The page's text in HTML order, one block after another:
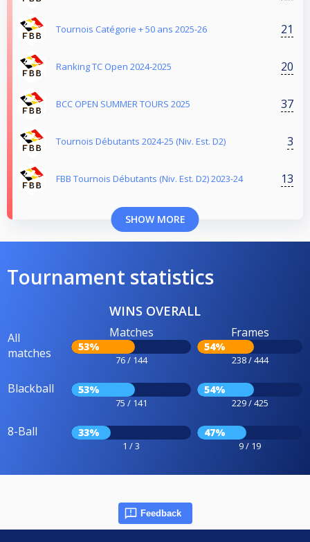
Tournois Catégorie + 50 ans 2025-26 21
Ranking TC Open 2024-2025 20
BCC OPEN SUMMER TOURS 2025 37
Tournois Débutants 2024-25 (Niv. Est. D2) 3
FBB Tournois Débutants (Niv. Est. D2) 2023-24 13
SHOW MORE
Tournament statistics
WINS OVERALL
All
matches
Matches
53%
76 / 144
Frames
54%
238 / 444
Blackball 53%
75 / 141
54%
229 / 425
8-Ball 33%
1 / 3
47%
9 / 19
Feedback